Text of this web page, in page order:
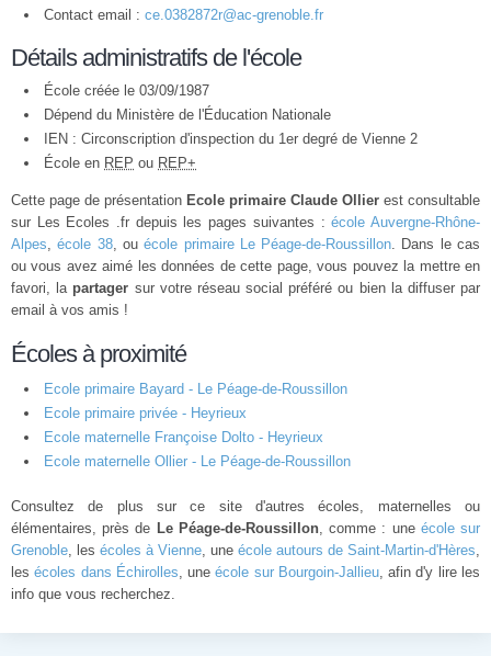
Contact email : ce.0382872r@ac-grenoble.fr
Détails administratifs de l'école
École créée le 03/09/1987
Dépend du Ministère de l'Éducation Nationale
IEN : Circonscription d'inspection du 1er degré de Vienne 2
École en REP ou REP+
Cette page de présentation Ecole primaire Claude Ollier est consultable
sur Les Ecoles .fr depuis les pages suivantes :école Auvergne-Rhône-
Alpes,école 38, ouécole primaire Le Péage-de-Roussillon. Dans le cas
ou vous avez aimé les données de cette page, vous pouvez la mettre en
favori, la partager sur votre réseau social préféré ou bien la diffuser par
email à vos amis !
Écoles à proximité
Ecole primaire Bayard - Le Péage-de-Roussillon
Ecole primaire privée - Heyrieux
Ecole maternelle Françoise Dolto - Heyrieux
Ecole maternelle Ollier - Le Péage-de-Roussillon
Consultez de plus sur ce site d'autres écoles, maternelles ou
élémentaires, près de Le Péage-de-Roussillon, comme : une école sur
Grenoble, les écoles à Vienne, une école autours de Saint-Martin-d'Hères,
lesécoles dans Échirolles, uneécole sur Bourgoin-Jallieu, afin d'y lire les
info que vous recherchez.